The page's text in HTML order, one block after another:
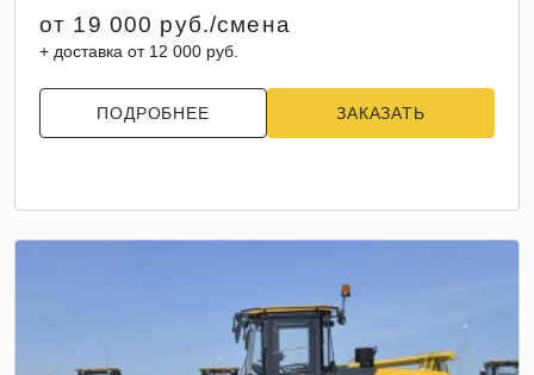
от 19 000 руб./смена
+ доставка от 12 000 руб.
ПОДРОБНЕЕ ЗАКАЗАТЬ